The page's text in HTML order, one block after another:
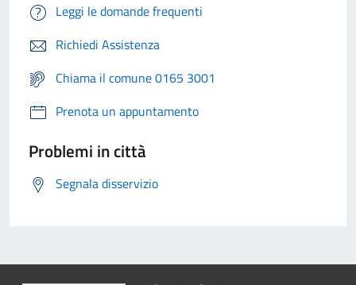
Leggi le domande frequenti
Richiedi Assistenza
Chiama il comune 0165 3001
Prenota un appuntamento
Problemi in città
Segnala disservizio